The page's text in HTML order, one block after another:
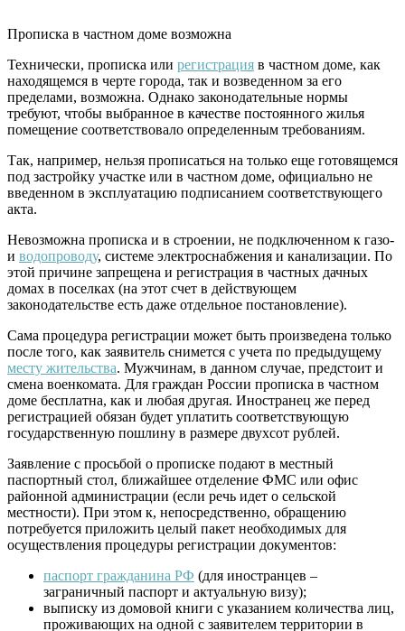
Прописка в частном доме возможна
Технически, прописка или регистрация в частном доме, как
находящемся в черте города, так и возведенном за его
пределами, возможна. Однако законодательные нормы
требуют, чтобы выбранное в качестве постоянного жилья
помещение соответствовало определенным требованиям.
Так, например, нельзя прописаться на только еще готовящемся
под застройку участке или в частном доме, официально не
введенном в эксплуатацию подписанием соответствующего
акта.
Невозможна прописка и в строении, не подключенном к газо-
и водопроводу, системе электроснабжения и канализации. По
этой причине запрещена и регистрация в частных дачных
домах в поселках (на этот счет в действующем
законодательстве есть даже отдельное постановление).
Сама процедура регистрации может быть произведена только
после того, как заявитель снимется с учета по предыдущему
месту жительства. Мужчинам, в данном случае, предстоит и
смена военкомата. Для граждан России прописка в частном
доме бесплатна, как и любая другая. Иностранец же перед
регистрацией обязан будет уплатить соответствующую
государственную пошлину в размере двухсот рублей.
Заявление с просьбой о прописке подают в местный
паспортный стол, ближайшее отделение ФМС или офис
районной администрации (если речь идет о сельской
местности). При этом к, непосредственно, обращению
потребуется приложить целый пакет необходимых для
осуществления процедуры регистрации документов:
паспорт гражданина РФ (для иностранцев –
заграничный паспорт и актуальную визу);
выписку из домовой книги с указанием количества лиц,
проживающих на одной с заявителем территории в